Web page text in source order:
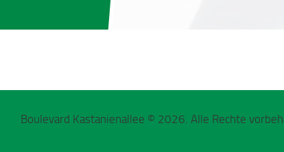
Boulevard Kastanienallee © 2026. Alle Rechte